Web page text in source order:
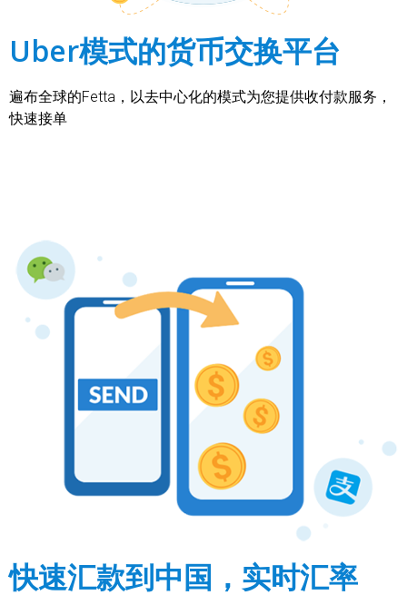
Uber模式的货币交换平台
遍布全球的Fetta，以去中心化的模式为您提供收付款服务，
快速接单
快速汇款到中国，实时汇率